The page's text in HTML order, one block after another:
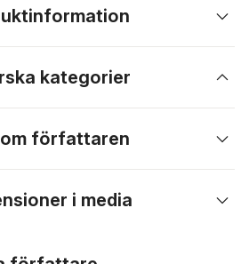
kategorier
författaren
i media